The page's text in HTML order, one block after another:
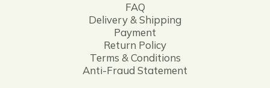
FAQ
Delivery & Shipping
Payment
Return Policy
Terms & Conditions
Anti-Fraud Statement